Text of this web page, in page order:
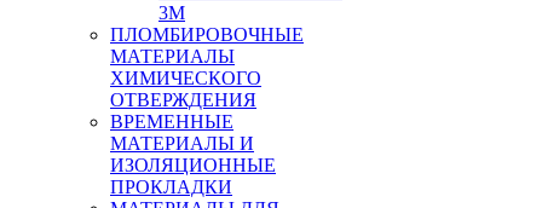
3М
ПЛОМБИРОВОЧНЫЕ
МАТЕРИАЛЫ
ХИМИЧЕСКОГО
ОТВЕРЖДЕНИЯ
ВРЕМЕННЫЕ
МАТЕРИАЛЫ И
ИЗОЛЯЦИОННЫЕ
ПРОКЛАДКИ